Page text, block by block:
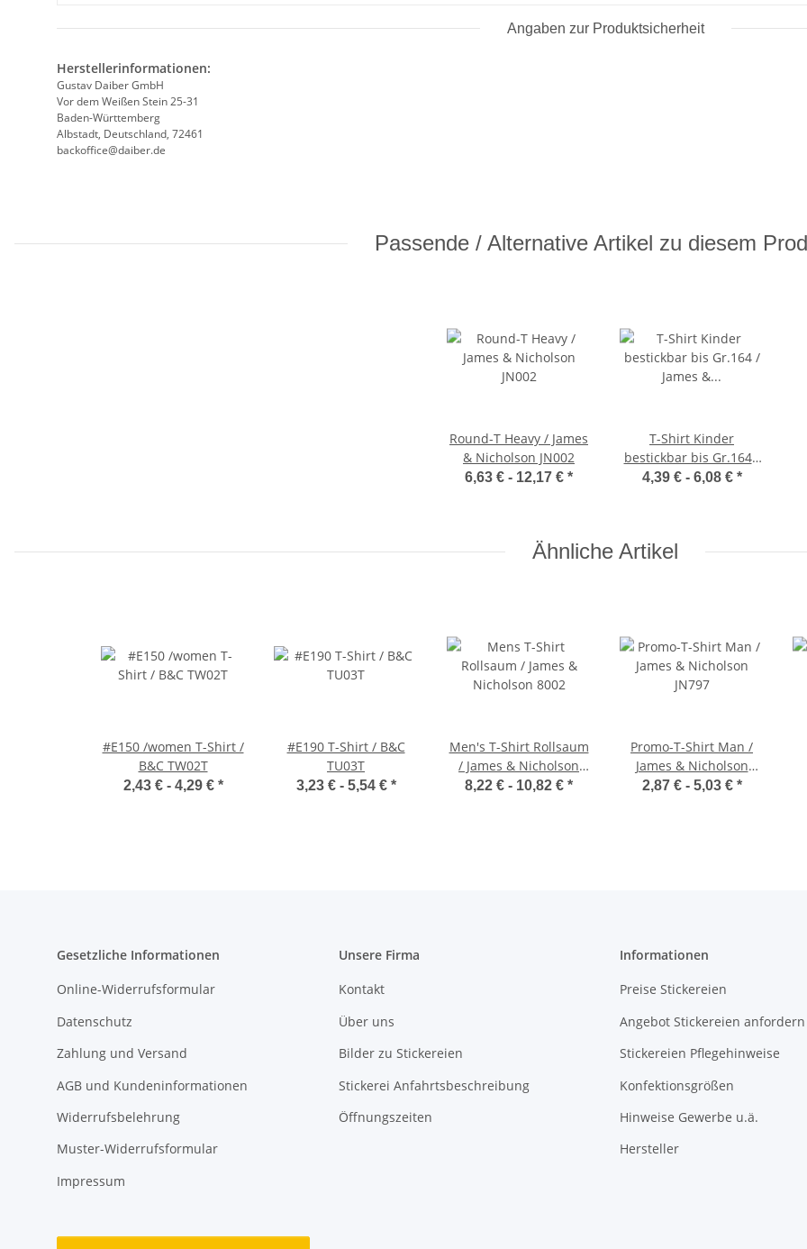
Angaben zur Produktsicherheit
Herstellerinformationen:
Gustav Daiber GmbH
Vor dem Weißen Stein 25-31
Baden-Württemberg
Albstadt, Deutschland, 72461
backoffice@daiber.de
Passende / Alternative Artikel zu diesem
Round-T Heavy / James
& Nicholson JN002
6,63 € - 12,17 € *
T-Shirt Kinder
bestickbar bis Gr.164 /
James & Nicholson
4,39 € - 6,08 € *
Ähnliche Artikel
#E150 /women T-Shirt /
B&C TW02T
2,43 € - 4,29 € *
#E190 T-Shirt / B&C
TU03T
3,23 € - 5,54 € *
Men's T-Shirt Rollsaum
/ James & Nicholson
8002
8,22 € - 10,82 € *
Promo-T-Shirt Man /
James & Nicholson
JN797
2,87 € - 5,03 € *
Gesetzliche Informationen
Online-Widerrufsformular
Datenschutz
Zahlung und Versand
AGB und Kundeninformationen
Widerrufsbelehrung
Muster-Widerrufsformular
Impressum
Unsere Firma
Kontakt
Über uns
Bilder zu Stickereien
Stickerei Anfahrtsbeschreibung
Öffnungszeiten
Informationen
Preise Stickereien
Angebot Stickereien anfordern
Stickereien Pflegehinweise
Konfektionsgrößen
Hinweise Gewerbe u.ä.
Hersteller